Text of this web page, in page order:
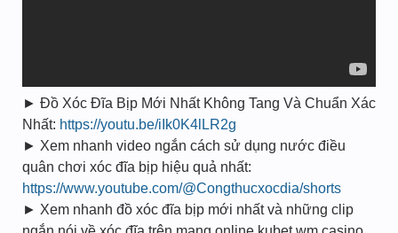
► Đồ Xóc Đĩa Bịp Mới Nhất Không Tang Và Chuẩn Xác
Nhất: https://youtu.be/iIk0K4lLR2g
► Xem nhanh video ngắn cách sử dụng nước điều
quân chơi xóc đĩa bịp hiệu quả nhất:
https://www.youtube.com/@Congthucxocdia/shorts
► Xem nhanh đồ xóc đĩa bịp mới nhất và những clip